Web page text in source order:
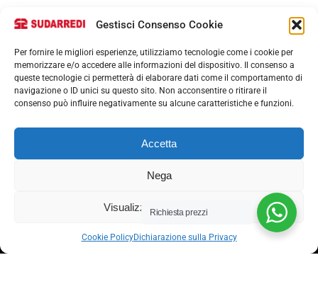
Gestisci Consenso Cookie
Per fornire le migliori esperienze, utilizziamo tecnologie come i cookie per
memorizzare e/o accedere alle informazioni del dispositivo. Il consenso a
queste tecnologie ci permetterà di elaborare dati come il comportamento di
navigazione o ID unici su questo sito. Non acconsentire o ritirare il
consenso può influire negativamente su alcune caratteristiche e funzioni.
Accetta
Nega
Visualizza le preferenze
Cookie PolicyDichiarazione sulla Privacy
Via nazionale 357, Nocera Superiore 84015​
Richiesta prezzi